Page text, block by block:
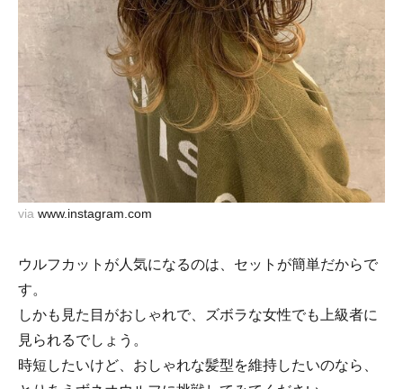
via www.instagram.com
ウルフカットが人気になるのは、セットが簡単だからで
す。
しかも見た目がおしゃれで、ズボラな女性でも上級者に
見られるでしょう。
時短したいけど、おしゃれな髪型を維持したいのなら、